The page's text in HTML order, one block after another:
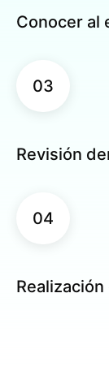
Conocer al
03
Revisión
04